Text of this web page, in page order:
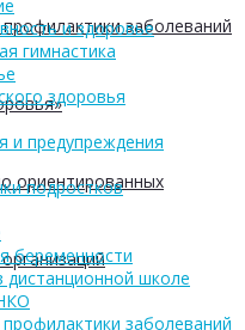
заболеваний
ориентированных
и здоровье
гимнастика
здоровья
и предупреждения
подростков
беременности
дистанционной школе
заболеваний